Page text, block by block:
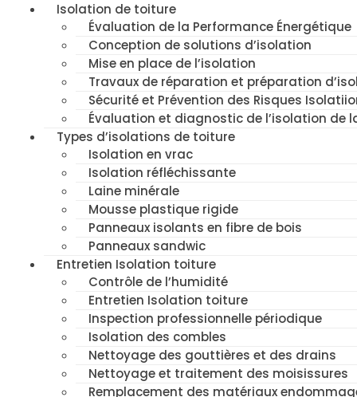
Isolation de toiture
Évaluation de la Performance Énergétique
Conception de solutions d’isolation
Mise en place de l’isolation
Travaux de réparation et préparation
Sécurité et Prévention des Risques
Évaluation et diagnostic de l’isolation de
Types d’isolations de toiture
Isolation en vrac
Isolation réfléchissante
Laine minérale
Mousse plastique rigide
Panneaux isolants en fibre de bois
Panneaux sandwic
Entretien Isolation toiture
Contrôle de l’humidité
Entretien Isolation toiture
Inspection professionnelle périodique
Isolation des combles
Nettoyage des gouttières et des drains
Nettoyage et traitement des moisissures
Remplacement des matériaux